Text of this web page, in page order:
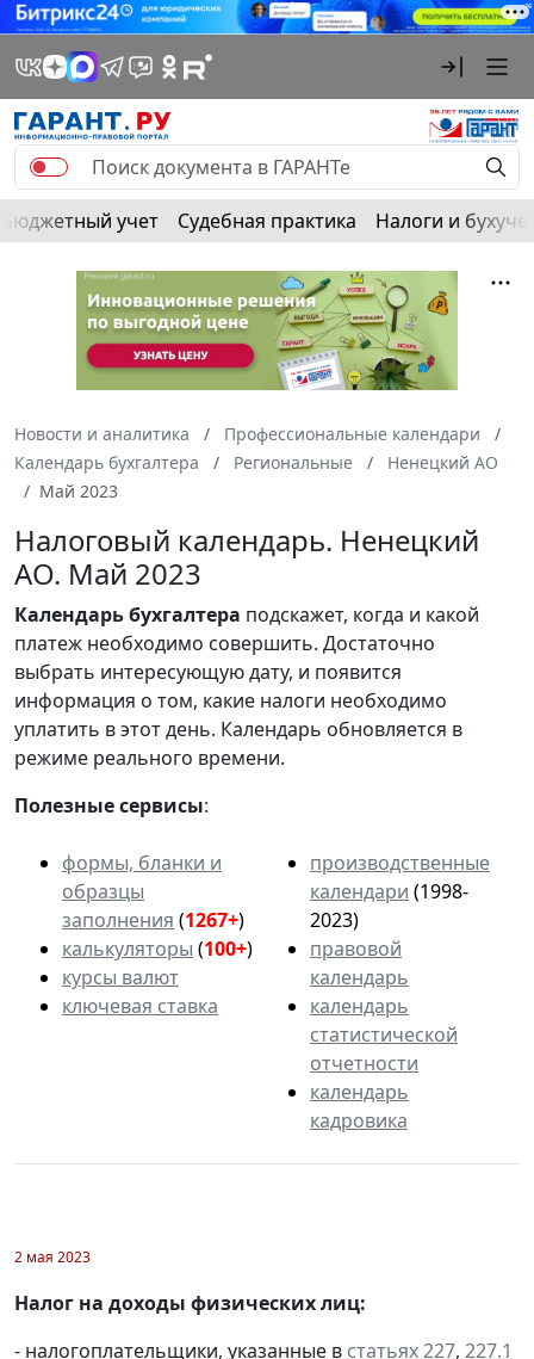
Бюджетный учет Судебная практика Налоги и
Новости и аналитика
Профессиональные календари
Календарь бухгалтера
Региональные
Ненецкий АО
Май 2023
Налоговый календарь. Ненецкий
АО. Май 2023
Календарьбухгалтера подскажет, когда и какой
платеж необходимо совершить. Достаточно
выбрать интересующую дату, и появится
информация о том, какие налоги необходимо
уплатить в этот день. Календарь обновляется в
режиме реального времени.
Полезные сервисы:
формы, бланки и
образцы
заполнения (1267+)
калькуляторы (100+)
курсы валют
ключевая ставка
производственные
календари (1998-
2023)
правовой
календарь
календарь
статистической
отчетности
календарь
кадровика
2 мая 2023
Налог на доходы физических лиц:
- налогоплательщики, указанные в статьях 227, 227.1